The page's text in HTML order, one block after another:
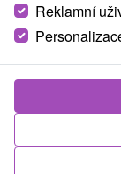
Wellness
Wellness
lyžařského a
Reklamní